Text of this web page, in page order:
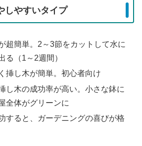
しやすいタイプ
超簡単。2～3節をカットして水に
る（1～2週間）
挿し木が簡単。初心者向け
し木の成功率が高い。小さな鉢に
全体がグリーンに
すると、ガーデニングの喜びが格